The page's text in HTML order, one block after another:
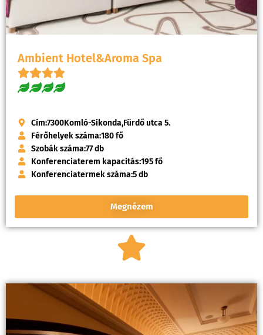
Ambient Hotel&Aroma Spa
Cím:7300Komló-Sikonda,Fürdő utca 5.
Férőhelyek száma:180 fő
Szobák száma:77 db
Konferenciaterem kapacitás:195 fő
Konferenciatermek száma:5 db
Megnézem